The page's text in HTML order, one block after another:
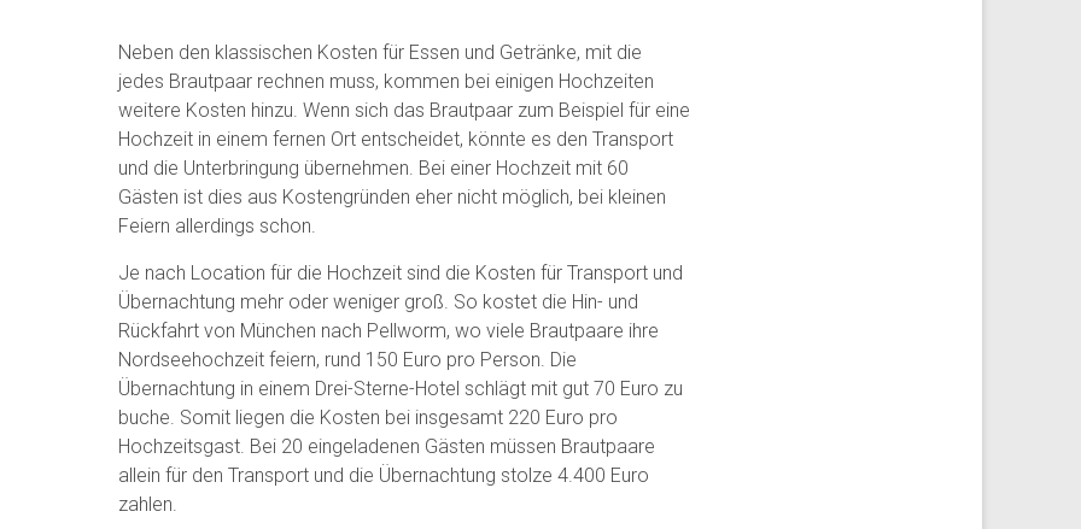
Neben den klassischen Kosten für Essen und Getränke, mit die
jedes Brautpaar rechnen muss, kommen bei einigen Hochzeiten
weitere Kosten hinzu. Wenn sich das Brautpaar zum Beispiel für eine
Hochzeit in einem fernen Ort entscheidet, könnte es den Transport
und die Unterbringung übernehmen. Bei einer Hochzeit mit 60
Gästen ist dies aus Kostengründen eher nicht möglich, bei kleinen
Feiern allerdings schon.
Je nach Location für die Hochzeit sind die Kosten für Transport und
Übernachtung mehr oder weniger groß. So kostet die Hin- und
Rückfahrt von München nach Pellworm, wo viele Brautpaare ihre
Nordseehochzeit feiern, rund 150 Euro pro Person. Die
Übernachtung in einem Drei-Sterne-Hotel schlägt mit gut 70 Euro zu
buche. Somit liegen die Kosten bei insgesamt 220 Euro pro
Hochzeitsgast. Bei 20 eingeladenen Gästen müssen Brautpaare
allein für den Transport und die Übernachtung stolze 4.400 Euro
zahlen.